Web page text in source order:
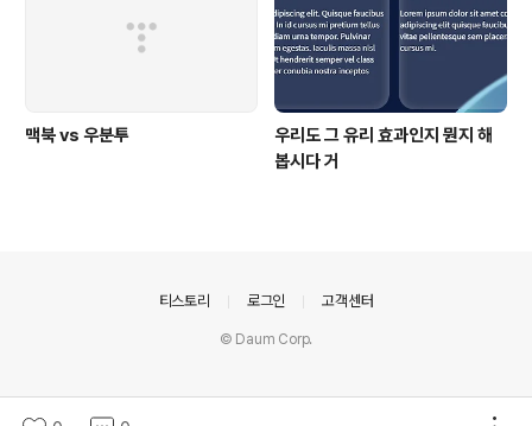
맥북 vs 우분투
우리도 그 유리 효과인지 뭔지 해
봅시다 거
티스토리 로그인 고객센터
© Daum Corp.